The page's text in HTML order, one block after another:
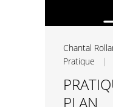
Chantal
Pratique |
PLAN